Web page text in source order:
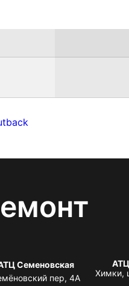
Семеновская
пер, 4А
Химки,